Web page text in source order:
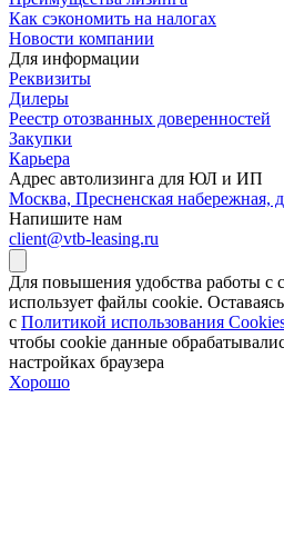
Как сэкономить на налогах
Новости компании
Для информации
Реквизиты
Дилеры
Реестр отозванных доверенностей
Закупки
Карьера
Адрес автолизинга для ЮЛ и ИП
Москва, Пресненская набережная,
Напишите нам
client@vtb-leasing.ru
Для повышения удобства работы
использует файлы cookie.
с Политикой использования
чтобы сookie данные
настройках браузера
Хорошо